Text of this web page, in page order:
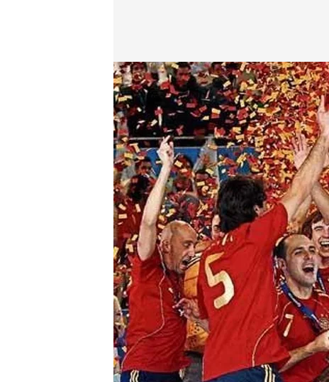
energy.es
02 FEB 2012 - 12:36h.
Compartir
Narrado por el periodista
Fuentesyel ex jugador de
deportivo del Inter
exclusiva seis partidos de
final, una semifinal y la
podrás seguirlo en directo
La Selección Española,
título consecutivo en